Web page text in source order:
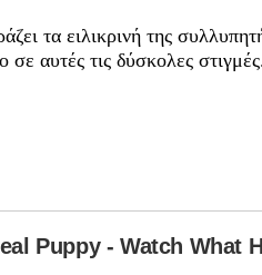
τα ειλικρινή της
σε αυτές τις δύσκολες